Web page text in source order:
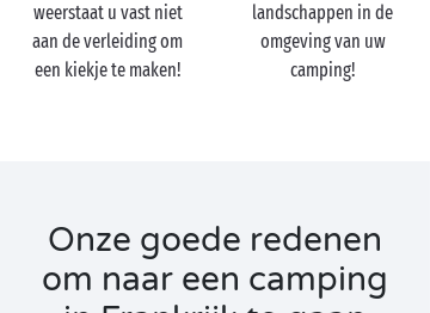
Bezoek Frankrijk met z'n
tweetjes
om erop uit te gaan en het geweldige erfgoed te gaan
ontdekken. Na zoveel avonturen is de kalmte en de
rust van eenPREMIUM cottage , een volledig
weerstaat u vast niet
aan de verleiding om
een kiekje te maken!
landschappen in de
omgeving van uw
camping!
Onze goede redenen
om naar een camping